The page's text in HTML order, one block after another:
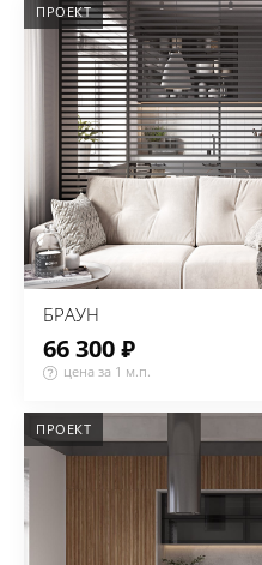
ПРОЕКТ
БРАУН
66 300 ₽
цена за 1 м.п.
ПРОЕКТ